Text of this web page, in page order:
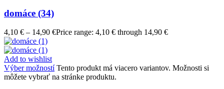
domáce (34)
4,10 € – 14,90 €Price range: 4,10 € through 14,90 €
Add to wishlist
Výber možností Tento produkt má viacero variantov. Možnosti si
môžete vybrať na stránke produktu.